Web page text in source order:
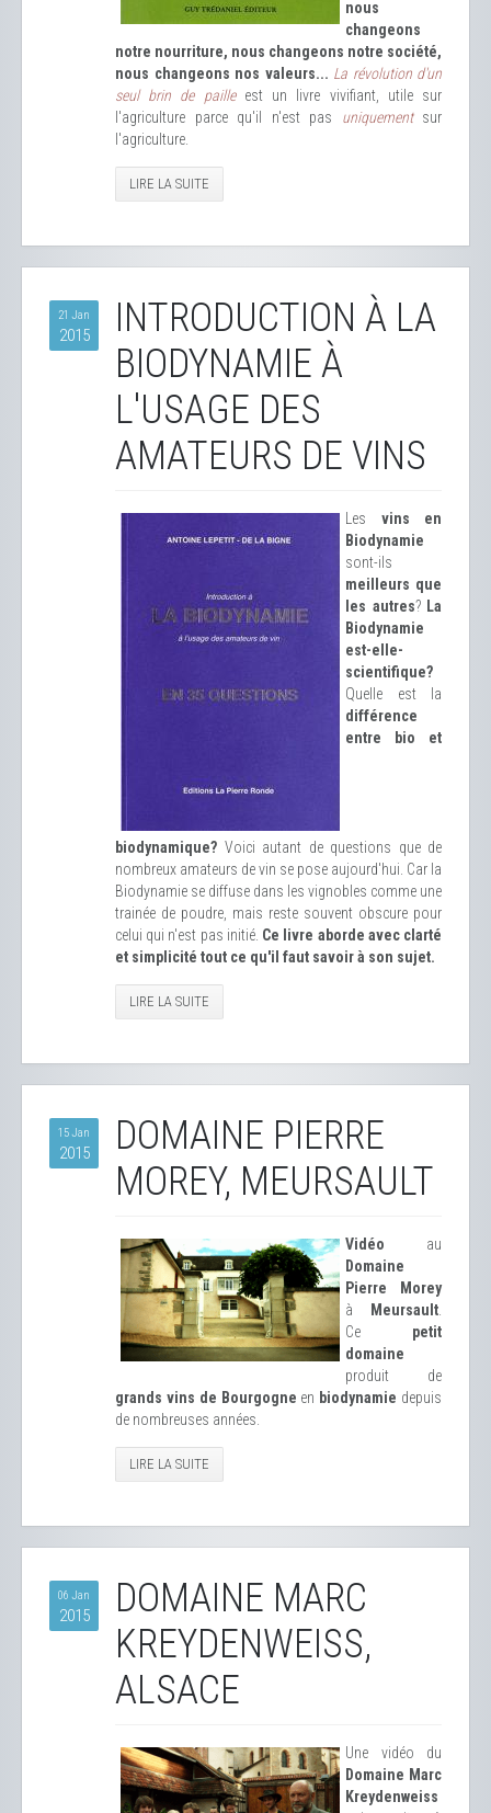
nous
changeons
notre nourriture, nous changeons notre société,
nous changeons nos valeurs... La révolution d'un
seul brin de pailleest un livre vivifiant, utile sur
l'agriculture parce qu'il n'est pas uniquementsur
l'agriculture.
LIRE LA SUITE
21 Jan
2015
INTRODUCTION À LA
BIODYNAMIE À
L'USAGE DES
AMATEURS DE VINS
Les vins en
Biodynamie
sont-ils
meilleurs que
les autres?La
Biodynamie
est-elle-
scientifique?
Quelle est la
différence
entre bio et
biodynamique? Voici autant de questions que de
nombreux amateurs de vin se pose aujourd'hui. Car la
Biodynamie se diffuse dans les vignobles comme une
trainée de poudre, mais reste souvent obscure pour
celui qui n'est pas initié. Ce livre aborde avec clarté
et simplicité tout ce qu'il faut savoir à son sujet.
LIRE LA SUITE
15 Jan
2015
DOMAINE PIERRE
MOREY, MEURSAULT
Vidéo au
Domaine
Pierre Morey
à
Meursault
Ce petit
domaine
produit de
grands vins de Bourgogne en biodynamie depuis
de nombreuses années.
LIRE LA SUITE
06 Jan
2015
DOMAINE MARC
KREYDENWEISS,
ALSACE
Une vidéo du
Domaine Marc
Kreydenweiss